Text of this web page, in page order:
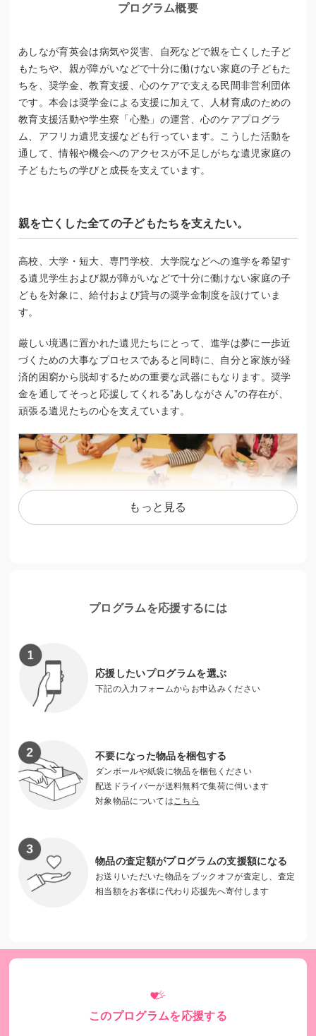
プログラム概要
あしなが育英会は病気や災害、自死などで親を亡くした子ど
もたちや、親が障がいなどで十分に働けない家庭の子どもた
ちを、奨学金、教育支援、心のケアで支える民間非営利団体
です。本会は奨学金による支援に加えて、人材育成のための
教育支援活動や学生寮「心塾」の運営、心のケアプログラ
ム、アフリカ遺児支援なども行っています。こうした活動を
通して、情報や機会へのアクセスが不足しがちな遺児家庭の
子どもたちの学びと成長を支えています。
親を亡くした全ての子どもたちを支えたい。
高校、大学・短大、専門学校、大学院などへの進学を希望す
る遺児学生および親が障がいなどで十分に働けない家庭の子
どもを対象に、給付および貸与の奨学金制度を設けていま
す。
厳しい境遇に置かれた遺児たちにとって、進学は夢に一歩近
づくための大事なプロセスであると同時に、自分と家族が経
済的困窮から脱却するための重要な武器にもなります。奨学
金を通してそっと応援してくれる”あしながさん”の存在が、
頑張る遺児たちの心を支えています。
もっと見る
プログラムを応援するには
応援したいプログラムを選ぶ
下記の入力フォームからお申込みください
不要になった物品を梱包する
ダンボールや紙袋に物品を梱包ください
配送ドライバーが送料無料で集荷に伺います
対象物品については こちら
物品の査定額がプログラムの支援額になる
お送りいただいた物品をブックオフが査定し、査定
相当額をお客様に代わり応援先へ寄付します
このプログラムを応援する